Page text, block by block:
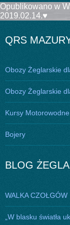
Nawigacja
wpisu
Opublikowano w
2019.02.14.♥
QRS
Obozy Żeglarskie
Obozy Żeglarskie
Kursy Motorowodne
Bojery
BLOG
WALKA CZOŁGÓW
„W blasku światła